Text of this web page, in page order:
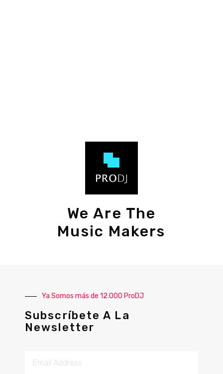
We Are The
Music Makers
Ya Somos más de 12.000 ProDJ
Subscríbete A La
Newsletter